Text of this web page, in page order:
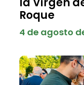
Roque
4 de agosto